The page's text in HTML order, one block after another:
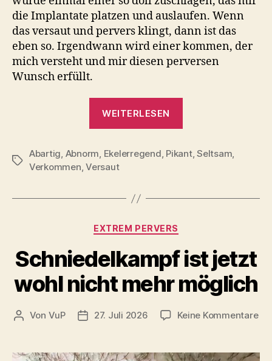
die Implantate platzen und auslaufen. Wenn
das versaut und pervers klingt, dann ist das
eben so. Irgendwann wird einer kommen, der
mich versteht und mir diesen perversen
Wunsch erfüllt.
WEITERLESEN
mir
Schlagwörter
Abartig, Abnorm, Ekelerregend, Pikant,Seltsam,
Verkommen,Versaut
Kategorien
EXTREM PERVERS
Schniedelkampf ist jetzt
wohl nicht mehr möglich
Beitragsautor
Von VuP Veröffentlichungsdatum
27. Juli 2026 Keine Kommentarezu